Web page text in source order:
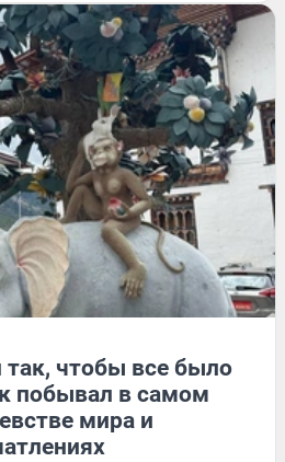
так, чтобы все было
побывал в самом
мира и